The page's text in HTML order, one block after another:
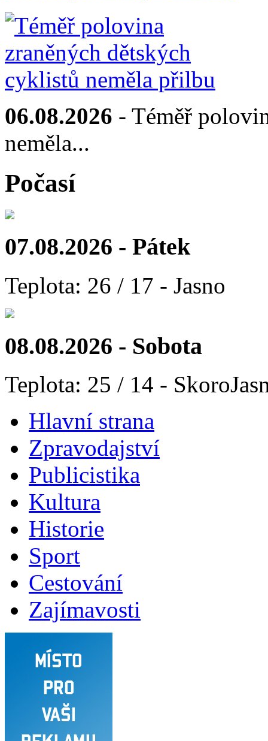
06.08.2026 - Téměř
neměla...
Počasí
07.08.2026 - Pátek
Teplota: 26 / 17 - Jasno
08.08.2026 - Sobota
Teplota: 25 / 14 -
Hlavní strana
Zpravodajství
Publicistika
Kultura
Historie
Sport
Cestování
Zajímavosti